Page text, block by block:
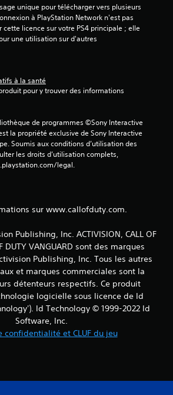
unique pour télécharger vers plusieurs
à PlayStation Network n'est pas
licence sur votre PS4 principale ; elle
une utilisation sur d'autres
à la santé
de programmes ©Sony Interactive
la propriété exclusive de Sony Interactive
Soumis aux conditions d’utilisation des
les droits d’utilisation complets,
legal.
sur www.callofduty.com.
Publishing, Inc. ACTIVISION, CALL OF
DUTY VANGUARD sont des marques
Publishing, Inc. Tous les autres
et marques commerciales sont la
détenteurs respectifs. Ce produit
logicielle sous licence de Id
Id Technology © 1999-2022 Id
Software, Inc.
confidentialité et CLUF du jeu